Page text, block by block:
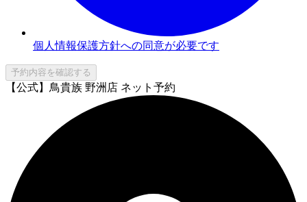
個人情報保護方針への同意が必要です
予約内容を確認する
【公式】鳥貴族 野洲店 ネット予約